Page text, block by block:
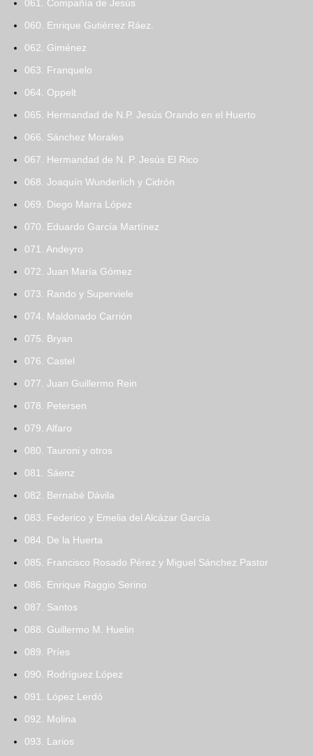
061. Compañía de Jesús
060. Enrique Gutiérrez Ráez.
062. Giménez
063. Franquelo
064. Oppelt
065. Hermandad de N.P. Jesús Orando en el Huerto
066. Sánchez Morales
067. Hermandad de N. P. Jesús El Rico
068. Joaquín Wunderlich y Cidrón
069. Diego Marra López
070. Eduardo García Martínez
071. Andeyro
072. Juan María Gómez
073. Rando y Superviele
074. Maldonado Carrión
075. Bryan
076. Castel
077. Juan Guillermo Rein
078. Petersen
079. Alfaro
080. Tauroni y otros
081. Sáenz
082. Bernabé Dávila
083. Federico y Emelia del Alcázar García
084. De la Huerta
085. Francisco Rosado Pérez y Miguel Sánchez Pastor
086. Enrique Raggio Serino
087. Santos
088. Guillermo M. Huelin
089. Príes
090. Rodríguez López
091. López Lerdó
092. Molina
093. Larios